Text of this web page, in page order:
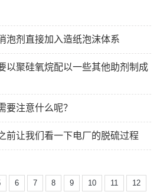
泡剂直接加入造纸泡沫体系
以聚硅氧烷配以一些其他助剂制成
要注意什么呢？
前让我们看一下电厂的脱硫过程
6 7 8 9 10 11 12